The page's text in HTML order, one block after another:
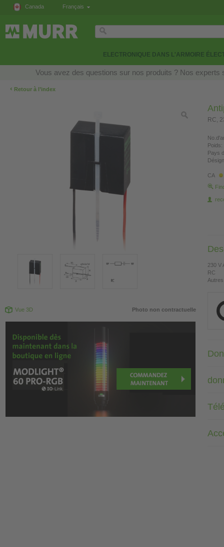
Canada Français
ELECTRONIQUE DANS L'ARMOIRE
Vous avez des questions sur nos produits ? Nos
‹ Retour à l’index
Vue 3D Photo non contractuelle
RC,
Poids:
Pays
CA
230 V
RC